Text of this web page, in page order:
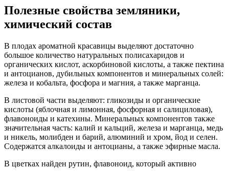
Полезные свойства земляники,
химический состав
В плодах ароматной красавицы выделяют достаточно
большое количество натуральных полисахаридов и
органических кислот, аскорбиновой кислоты, а также пектина
и антоцианов, дубильных компонентов и минеральных солей:
железа и кобальта, фосфора и магния, а также марганца.
В листовой части выделяют: гликозиды и органические
кислоты (яблочная и лимонная, фосфорная и салициловая),
флавоноиды и катехины. Минеральных компонентов также
значительная часть: калий и кальций, железа и марганца, медь
и никель, молибден и барий, алюминий и хром, йод и селен.
Содержатся алкалоиды и антоцианы, а также эфирные масла.
В цветках найден рутин, флавоноид, который активно